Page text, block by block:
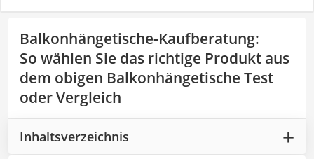
Balkonhängetische-Kaufberatung:
So wählen Sie das richtige Produkt aus
dem obigen Balkonhängetische Test
oder Vergleich
Inhaltsverzeichnis